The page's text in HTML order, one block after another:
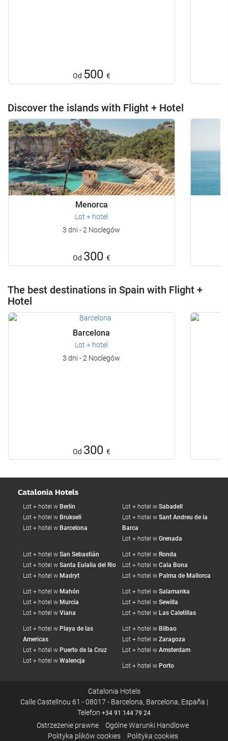
Od 500 €
Discover the islands with Flight + Hotel
Menorca
Lot + hotel
3 dni - 2 Noclegów
Od 300 €
The best destinations in Spain with Flight +
Hotel
Barcelona
Lot + hotel
3 dni - 2 Noclegów
Od 300 €
Catalonia Hotels
Lot + hotel w Berlin
Lot + hotel w Brukseli
Lot + hotel w Barcelona
Lot + hotel w Sabadell
Lot + hotel w Sant Andreu de la
Barca
Lot + hotel w Grenada
Lot + hotel w San Sebastián
Lot + hotel w Santa Eulalia del Rio
Lot + hotel w Madryt
Lot + hotel w Ronda
Lot + hotel w Cala Bona
Lot + hotel w Palma de Mallorca
Lot + hotel w Mahón
Lot + hotel w Murcia
Lot + hotel w Viana
Lot + hotel w Salamanka
Lot + hotel w Sewilla
Lot + hotel w Las Caletillas
Lot + hotel w Playa de las
Americas
Lot + hotel w Puerto de la Cruz
Lot + hotel w Walencja
Lot + hotel w Bilbao
Lot + hotel w Zaragoza
Lot + hotel w Amsterdam
Lot + hotel w Porto
Catalonia Hotels
Calle Castellnou 61 - 08017 - Barcelona, Barcelona, España |
Telefon +34 91 144 79 24
Ostrzeżenie prawne
Ogólne Warunki Handlowe
Polityka plików cookies
Polityka cookies